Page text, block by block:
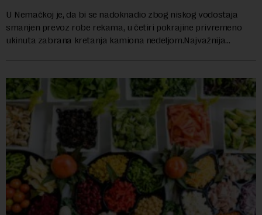
U Nemačkoj je, da bi se nadoknadio zbog niskog vodostaja
smanjen prevoz robe rekama, u četiri pokrajine privremeno
ukinuta zabrana kretanja kamiona nedeljom.Najvažnija